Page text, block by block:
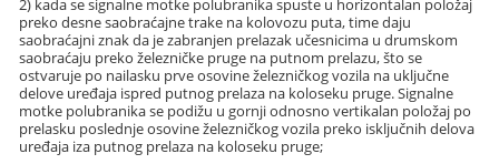
2) kada se signalne motke polubranika spuste u horizontalan položaj
preko desne saobraćajne trake na kolovozu puta, time daju
saobraćajni znak da je zabranjen prelazak učesnicima u drumskom
saobraćaju preko železničke pruge na putnom prelazu, što se
ostvaruje po nailasku prve osovine železničkog vozila na uključne
delove uređaja ispred putnog prelaza na koloseku pruge. Signalne
motke polubranika se podižu u gornji odnosno vertikalan položaj po
prelasku poslednje osovine železničkog vozila preko isključnih delova
uređaja iza putnog prelaza na koloseku pruge;